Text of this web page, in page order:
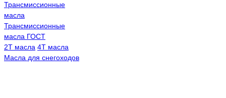
Трансмиссионные
масла
Трансмиссионные
масла ГОСТ
2Т масла 4Т масла
Масла для снегоходов